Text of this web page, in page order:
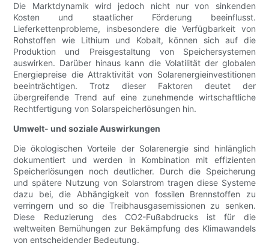
Die Marktdynamik wird jedoch nicht nur von sinkenden
Kosten und staatlicher Förderung beeinflusst.
Lieferkettenprobleme, insbesondere die Verfügbarkeit von
Rohstoffen wie Lithium und Kobalt, können sich auf die
Produktion und Preisgestaltung von Speichersystemen
auswirken. Darüber hinaus kann die Volatilität der globalen
Energiepreise die Attraktivität von Solarenergieinvestitionen
beeinträchtigen. Trotz dieser Faktoren deutet der
übergreifende Trend auf eine zunehmende wirtschaftliche
Rechtfertigung von Solarspeicherlösungen hin.
Umwelt- und soziale Auswirkungen
Die ökologischen Vorteile der Solarenergie sind hinlänglich
dokumentiert und werden in Kombination mit effizienten
Speicherlösungen noch deutlicher. Durch die Speicherung
und spätere Nutzung von Solarstrom tragen diese Systeme
dazu bei, die Abhängigkeit von fossilen Brennstoffen zu
verringern und so die Treibhausgasemissionen zu senken.
Diese Reduzierung des CO2-Fußabdrucks ist für die
weltweiten Bemühungen zur Bekämpfung des Klimawandels
von entscheidender Bedeutung.